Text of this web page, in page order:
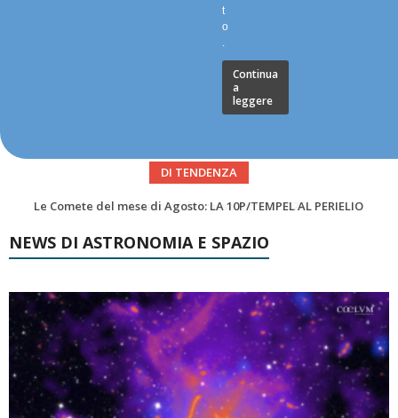
t
o
.
Continua
a
leggere
DI TENDENZA
Asteroidi del mese Agosto 2026
NEWS DI ASTRONOMIA E SPAZIO